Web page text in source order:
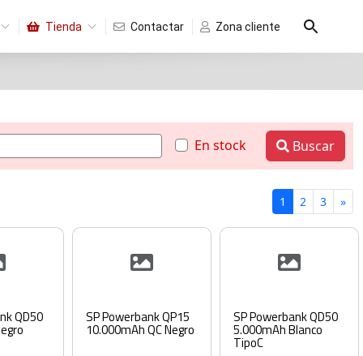
Tienda Contactar Zona cliente
En stock Buscar
1 2 3 »
QD50 SP Powerbank QP15
10.000mAh QC Negro
SP Powerbank QD50
5.000mAh Blanco
TipoC